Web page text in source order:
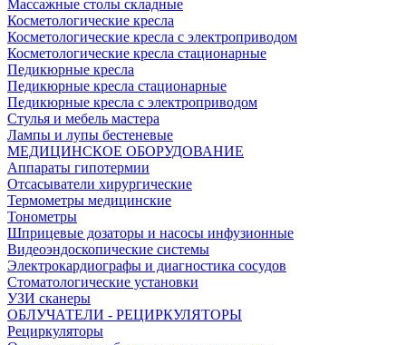
Массажные столы складные
Косметологические кресла
Косметологические кресла с электроприводом
Косметологические кресла стационарные
Педикюрные кресла
Педикюрные кресла стационарные
Педикюрные кресла с электроприводом
Стулья и мебель мастера
Лампы и лупы бестеневые
МЕДИЦИНСКОЕ ОБОРУДОВАНИЕ
Аппараты гипотермии
Отсасыватели хирургические
Термометры медицинские
Тонометры
Шприцевые дозаторы и насосы инфузионные
Видеоэндоскопические системы
Электрокардиографы и диагностика сосудов
Стоматологические установки
УЗИ сканеры
ОБЛУЧАТЕЛИ - РЕЦИРКУЛЯТОРЫ
Рециркуляторы